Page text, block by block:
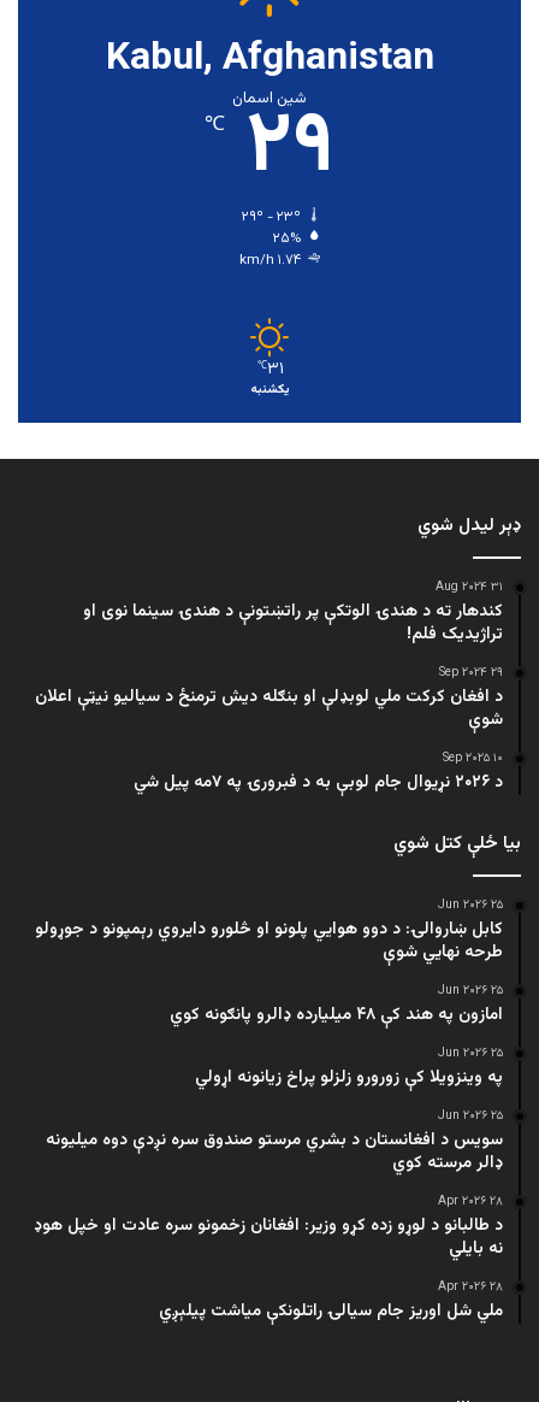
Kabul, Afghanistan
شین اسمان
۲۹ ℃
۲۵%
۱.۷۴ km/h
۳۱℃
یکشنبه
ډېر لیدل شوي
۳۱ Aug ۲۰۲۴
کندهار ته د هندۍ الوتکې پر راتښتونې د هندۍ سینما نوی او
تراژيديک فلم!
۲۹ Sep ۲۰۲۴
د افغان کرکت ملي لوبډلې او بنګله دیش ترمنځ د سیالیو نیټې اعلان
شوې
۱۰ Sep ۲۰۲۵
د ۲۰۲۶ نړیوال جام لوبې به د فبرورۍ په ۷مه پیل شي
بیا ځلې کتل شوي
۲۵ Jun ۲۰۲۶
کابل ښاروالۍ: د دوو هوايي پلونو او څلورو دایروي رېمپونو د جوړولو
طرحه نهایي شوې
۲۵ Jun ۲۰۲۶
امازون په هند کې ۴۸ میلیارده ډالرو پانګونه کوي
۲۵ Jun ۲۰۲۶
په وینزویلا کې زورورو زلزلو پراخ زیانونه اړولي
۲۵ Jun ۲۰۲۶
سویس د افغانستان د بشري مرستو صندوق سره نږدې دوه میلیونه
ډالر مرسته کوي
۲۸ Apr ۲۰۲۶
د طالبانو د لوړو زده کړو وزیر: افغانان زخمونو سره عادت او خپل هوډ
نه بایلي
۲۸ Apr ۲۰۲۶
ملي شل اوریز جام سیالۍ راتلونکې میاشت پیلېږي